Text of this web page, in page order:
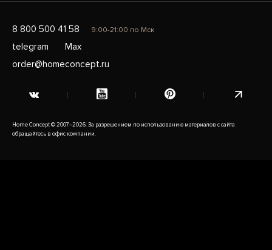
8 800 500 41 58 9:00-21:00 по Мск
telegram
Max
order@homeconcept.ru
Home Concept © 2007–2026. За разрешением по использованию материалов с сайта
обращайтесь в офис компании.